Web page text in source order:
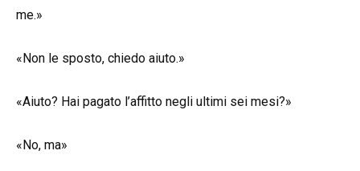
me.»
«Non le sposto, chiedo aiuto.»
«Aiuto? Hai pagato l’affitto negli ultimi sei mesi?»
«No, ma»